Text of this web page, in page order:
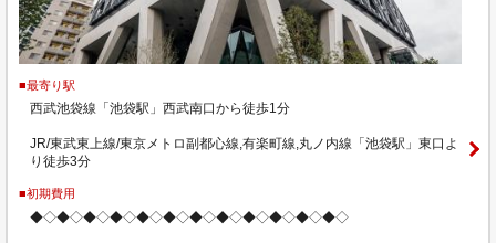
■最寄り駅
西武池袋線「池袋駅」西武南口から徒歩1分
JR/東武東上線/東京メトロ副都心線,有楽町線,丸ノ内線「池袋駅」東口よ
り徒歩3分
■初期費用
◆◇◆◇◆◇◆◇◆◇◆◇◆◇◆◇◆◇◆◇◆◇◆◇